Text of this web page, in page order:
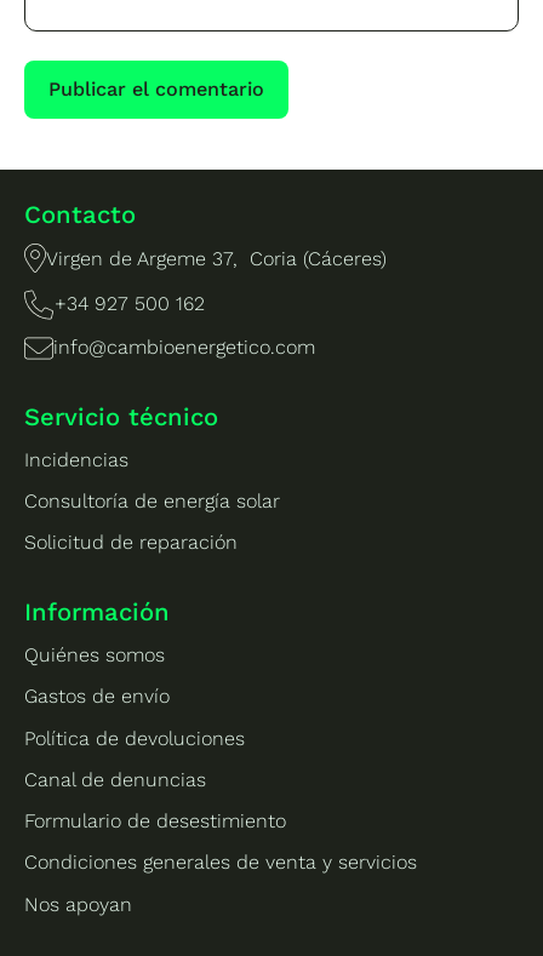
Contacto
Virgen de Argeme 37, Coria (Cáceres)
+34 927 500 162
info@cambioenergetico.com
Servicio técnico
Incidencias
Consultoría de energía solar
Solicitud de reparación
Información
Quiénes somos
Gastos de envío
Política de devoluciones
Canal de denuncias
Formulario de desestimiento
Condiciones generales de venta y servicios
Nos apoyan